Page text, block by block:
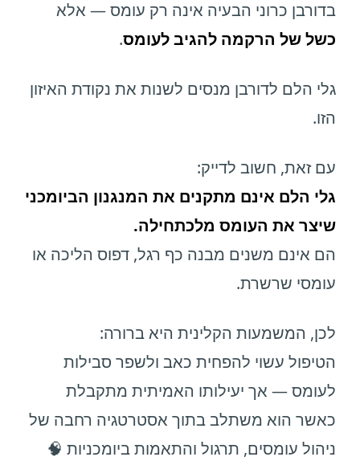
בדורבן כרוני הבעיה אינה רק עומס — אלא
כשל של הרקמה להגיב לעומס.
גלי הלם לדורבן מנסים לשנות את נקודת האיזון
הזו.
עם זאת, חשוב לדייק:
גלי הלם אינם מתקנים את המנגנון הביומכני
שיצר את העומס מלכתחילה.
הם אינם משנים מבנה כף רגל, דפוס הליכה או
עומסי שרשרת.
לכן, המשמעות הקלינית היא ברורה:
הטיפול עשוי להפחית כאב ולשפר סבילות
לעומס — אך יעילותו האמיתית מתקבלת
כאשר הוא משתלב בתוך אסטרטגיה רחבה של
ניהול עומסים, תרגול והתאמות ביומכניות 🧠